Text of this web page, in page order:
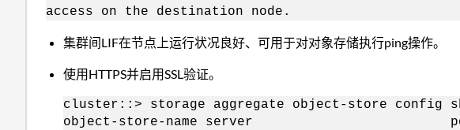
access on the destination node.
集群间LIF在节点上运行状况良好、可用于对对象存储执行ping操作。
使用HTTPS并启用SSL验证。
cluster::> storage aggregate object-store config
object-store-name server